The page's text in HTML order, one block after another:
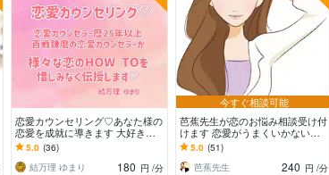
恋愛カウンセリング♡あなた様の
恋愛を成就に導きます 大好きな
人と相思相愛になれるテクニック
を惜しみなく伝授♡
5.0 (36)
結万理 ゆまり
180 円 /分
今すぐ相談可能
芭蕉先生が恋のお悩み相談受け付
けます 恋愛がうまくいかない、
今回の恋愛は大事にしたいなど…
5.0 (51)
芭蕉先生
240 円 /分